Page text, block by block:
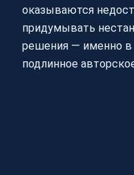
оказываются
придумывать
решения — именно в
подлинное